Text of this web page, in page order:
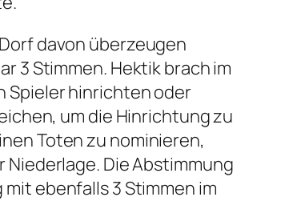
davon überzeugen
3 Stimmen. Hektik brach im
Spieler hinrichten oder
um die Hinrichtung zu
Toten zu nominieren,
Niederlage. Die Abstimmung
ebenfalls 3 Stimmen im